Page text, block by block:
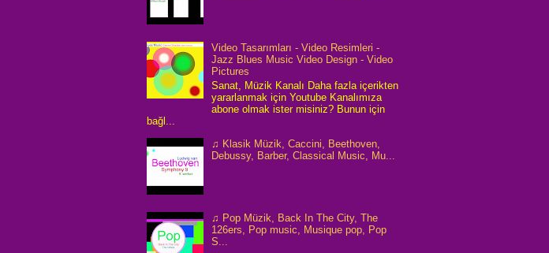
Video Tasarımları - Video Resimleri -
Jazz Blues Music Video Design - Video
Pictures
Sanat, Müzik Kanalı Daha fazla içerikten
yararlanmak için Youtube Kanalımıza
abone olmak ister misiniz? Bunun için
bağl...
♫ Klasik Müzik, Caccini, Beethoven,
Debussy, Barber, Classical Music, Mu...
♫ Pop Müzik, Back In The City, The
126ers, Pop music, Musique pop, Pop
S...